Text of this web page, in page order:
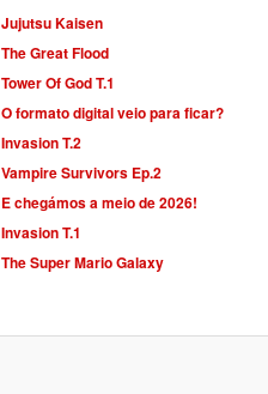
Jujutsu Kaisen
The Great Flood
Tower Of God T.1
O formato digital veio para ficar?
Invasion T.2
Vampire Survivors Ep.2
E chegámos a meio de 2026!
Invasion T.1
The Super Mario Galaxy